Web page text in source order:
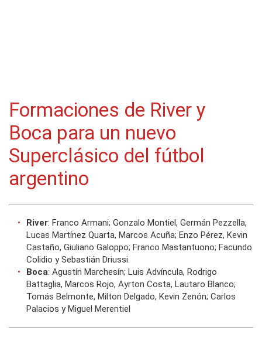
Formaciones de River y
Boca para un nuevo
Superclásico del fútbol
argentino
River: Franco Armani; Gonzalo Montiel, Germán Pezzella,
Lucas Martínez Quarta, Marcos Acuña; Enzo Pérez, Kevin
Castaño, Giuliano Galoppo; Franco Mastantuono; Facundo
Colidio y Sebastián Driussi.
Boca: Agustín Marchesín; Luis Advíncula, Rodrigo
Battaglia, Marcos Rojo, Ayrton Costa, Lautaro Blanco;
Tomás Belmonte, Milton Delgado, Kevin Zenón; Carlos
Palacios y Miguel Merentiel